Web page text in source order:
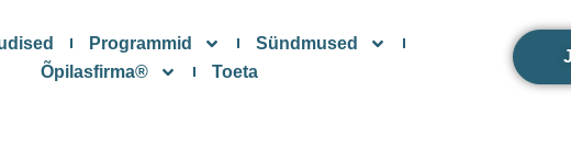
Programmid
Sündmused
Õpilasfirma®
Toeta